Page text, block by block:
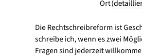
Ort
Die Rechtschreibreform ist
schreibe ich, wenn es zwei
Fragen sind jederzeit